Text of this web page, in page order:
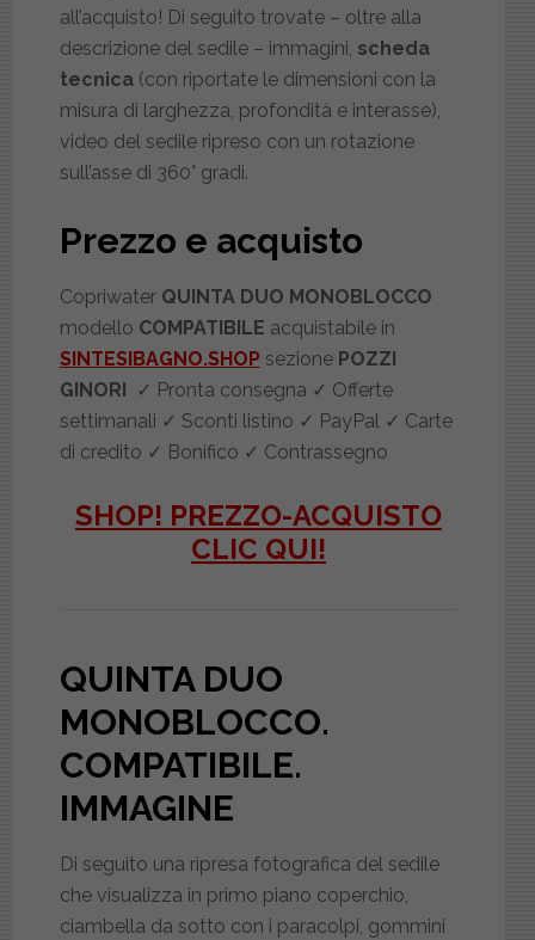
all’acquisto! Di seguito trovate – oltre alla
descrizione del sedile – immagini, scheda
tecnica(con riportate le dimensioni con la
misura di larghezza, profondità e interasse),
video del sedile ripreso con un rotazione
sull’asse di 360° gradi.
Prezzo e acquisto
Copriwater QUINTA DUO MONOBLOCCO
modello COMPATIBILE acquistabile in
SINTESIBAGNO.SHOP sezione POZZI
GINORI ✓ Pronta consegna ✓ Offerte
settimanali ✓ Sconti listino ✓ PayPal ✓ Carte
di credito ✓ Bonifico ✓ Contrassegno
SHOP! PREZZO-ACQUISTO
CLIC QUI!
QUINTA DUO
MONOBLOCCO.
COMPATIBILE.
IMMAGINE
Di seguito una ripresa fotografica del sedile
che visualizza in primo piano coperchio,
ciambella da sotto con i paracolpi, gommini